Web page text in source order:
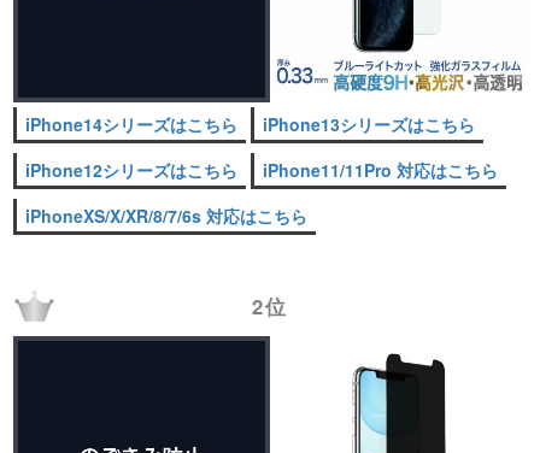
iPhone14シリーズはこちら
iPhone13シリーズはこちら
iPhone12シリーズはこちら
iPhone11/11Pro 対応はこちら
iPhoneXS/X/XR/8/7/6s 対応はこちら
2位